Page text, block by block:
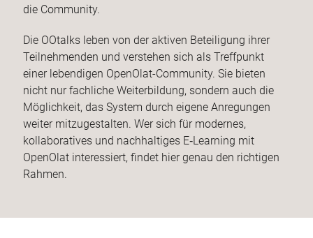
die Community.
Die OOtalks leben von der aktiven Beteiligung ihrer
Teilnehmenden und verstehen sich als Treffpunkt
einer lebendigen OpenOlat-Community. Sie bieten
nicht nur fachliche Weiterbildung, sondern auch die
Möglichkeit, das System durch eigene Anregungen
weiter mitzugestalten. Wer sich für modernes,
kollaboratives und nachhaltiges E‑Learning mit
OpenOlat interessiert, findet hier genau den richtigen
Rahmen.